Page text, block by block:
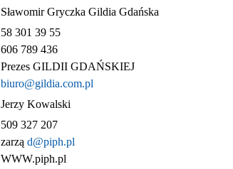
Sławomir Gryczka Gildia Gdańska
58 301 39 55
606 789 436
Prezes GILDII GDAŃSKIEJ
biuro@gildia.com.pl
Jerzy Kowalski
509 327 207
zarzą d@piph.pl
WWW.piph.pl